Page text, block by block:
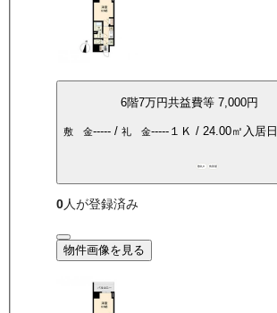
6階7万円共益費等 7,000円
敷 金-----/ 礼 金-----１Ｋ / 24.00㎡ 入居日
敷礼0 角部屋
0人が登録済み
物件画像を見る